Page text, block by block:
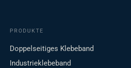
PRODUKTE
Doppelseitiges Klebeband
Industrieklebeband